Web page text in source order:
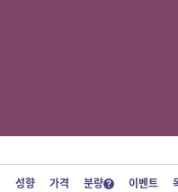
성향 가격 분량 이벤트